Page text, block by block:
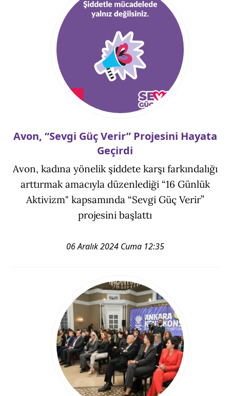
Avon, “Sevgi Güç Verir” Projesini Hayata
Geçirdi
Avon, kadına yönelik şiddete karşı farkındalığı
arttırmak amacıyla düzenlediği “16 Günlük
Aktivizm" kapsamında “Sevgi Güç Verir”
projesini başlattı
06 Aralık 2024 Cuma 12:35